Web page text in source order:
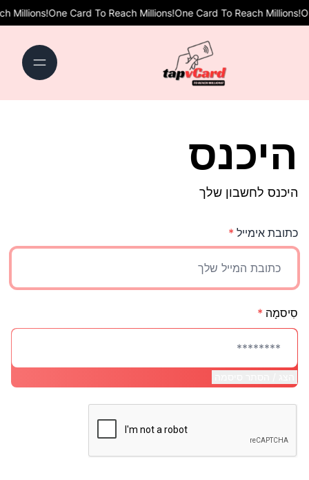
Millions! One Card To Reach Millions! One Card To Reach Millions!
היכנס
היכנס לחשבון שלך
כתובת אימייל *
סִיסמָה *